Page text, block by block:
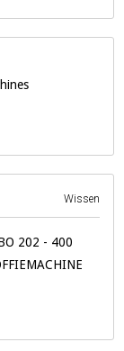
Wissen
202 - 400